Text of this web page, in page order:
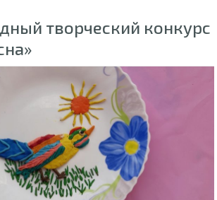
творческий конкурс